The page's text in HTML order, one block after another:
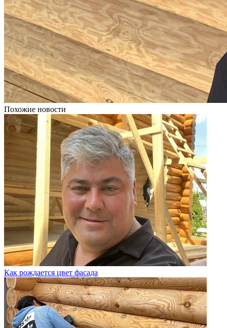
Похожие новости
Как рождается цвет фасада